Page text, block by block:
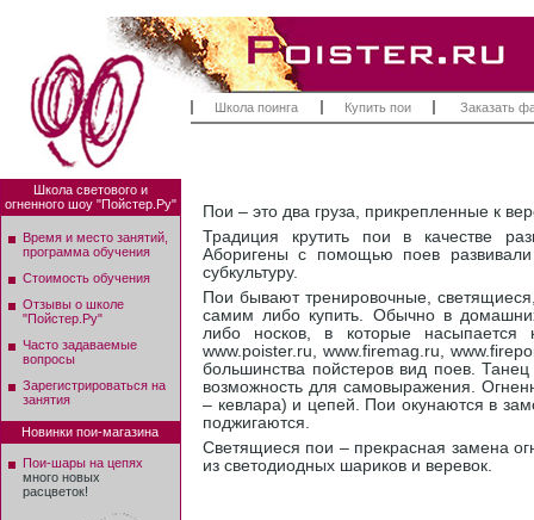
Школа поинга Купить пои Заказать
Пои – это два груза, прикрепленные к
Традиция крутить пои в качестве
Аборигены с помощью поев
субкультуру.
Пои бывают тренировочные,
самим либо купить. Обычно в
либо носков, в которые насыпается
www.poister.ru, www.firemag.ru,
большинства пойстеров вид поев.
возможность для самовыражения.
– кевлара) и цепей. Пои окунаются в
поджигаются.
Светящиеся пои – прекрасная замена
из светодиодных шариков и веревок.
Школа светового и
огненного шоу "Пойстер.Ру"
Время и место занятий,
программа обучения
Стоимость обучения
Отзывы о школе
"Пойстер.Ру"
Часто задаваемые
вопросы
Зарегистрироваться на
занятия
Новинки пои-магазина
Пои-шары на цепях
много новых
расцветок!